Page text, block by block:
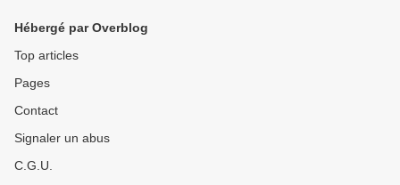
Hébergé par Overblog
Top articles
Pages
Contact
Signaler un abus
C.G.U.